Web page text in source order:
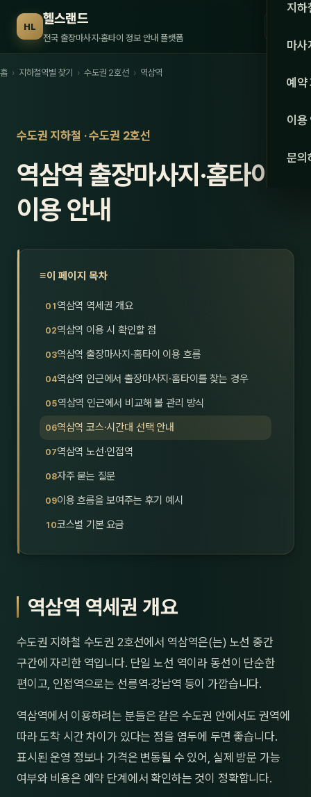
HL 헬스랜드
전국 출장마사지·홈타이 정보 안내 플랫폼 서울
강원·
강원
충북
울산
지하
마사
관리
스
24
예약
이용
문의
홈 › 지하철역별 찾기 › 수도권 2호선 › 역삼역
수도권 지하철 · 수도권 2호선
역삼역 출장마사지·홈타이
이용 안내
이 페이지 목차
역삼역 역세권 개요
역삼역 이용 시 확인할 점
역삼역 출장마사지·홈타이 이용 흐름
역삼역 인근에서 출장마사지·홈타이를 찾는 경우
역삼역 인근에서 비교해 볼 관리 방식
역삼역 코스·시간대 선택 안내
역삼역 노선·인접역
자주 묻는 질문
이용 흐름을 보여주는 후기 예시
코스별 기본 요금
역삼역 역세권 개요
수도권 지하철 수도권 2호선에서 역삼역은(는) 노선 중간
구간에 자리한 역입니다. 단일 노선 역이라 동선이 단순한
편이고, 인접역으로는 선릉역·강남역 등이 가깝습니다.
역삼역에서 이용하려는 분들은 같은 수도권 안에서도 권역에
따라 도착 시간 차이가 있다는 점을 염두에 두면 좋습니다.
표시된 운영 정보나 가격은 변동될 수 있어, 실제 방문 가능
여부와 비용은 예약 단계에서 확인하는 것이 정확합니다.